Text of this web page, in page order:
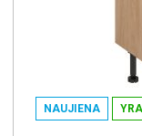
NAUJIENA